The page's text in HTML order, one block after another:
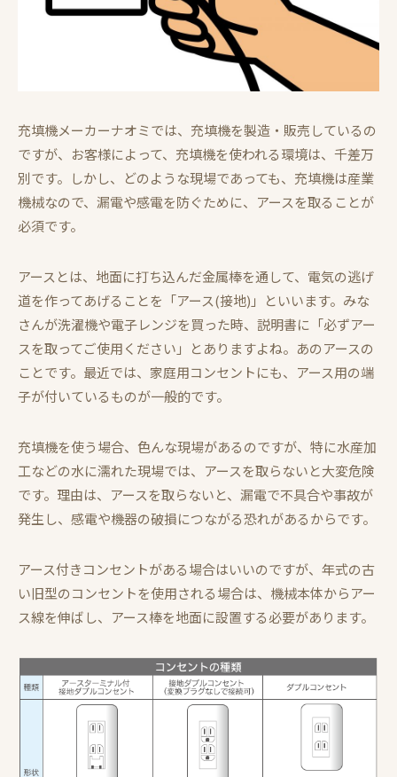
充填機メーカーナオミでは、充填機を製造・販売しているの
ですが、お客様によって、充填機を使われる環境は、千差万
別です。しかし、どのような現場であっても、充填機は産業
機械なので、漏電や感電を防ぐために、アースを取ることが
必須です。
アースとは、地面に打ち込んだ金属棒を通して、電気の逃げ
道を作ってあげることを「アース(接地)」といいます。みな
さんが洗濯機や電子レンジを買った時、説明書に「必ずアー
スを取ってご使用ください」とありますよね。あのアースの
ことです。最近では、家庭用コンセントにも、アース用の端
子が付いているものが一般的です。
充填機を使う場合、色んな現場があるのですが、特に水産加
工などの水に濡れた現場では、アースを取らないと大変危険
です。理由は、アースを取らないと、漏電で不具合や事故が
発生し、感電や機器の破損につながる恐れがあるからです。
アース付きコンセントがある場合はいいのですが、年式の古
い旧型のコンセントを使用される場合は、機械本体からアー
ス線を伸ばし、アース棒を地面に設置する必要があります。